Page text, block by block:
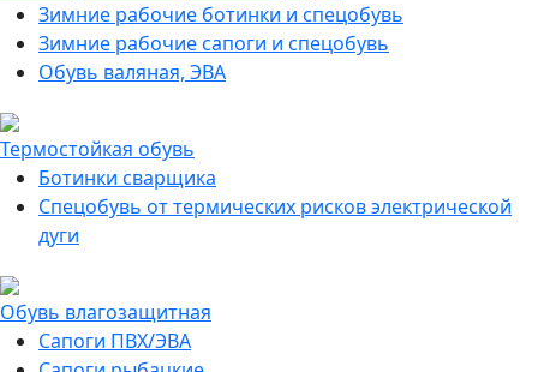
Зимние рабочие ботинки и спецобувь
Зимние рабочие сапоги и спецобувь
Обувь валяная, ЭВА
Термостойкая обувь
Ботинки сварщика
Спецобувь от термических рисков электрической
дуги
Обувь влагозащитная
Сапоги ПВХ/ЭВА